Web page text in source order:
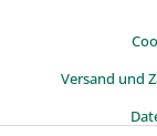
Versand und